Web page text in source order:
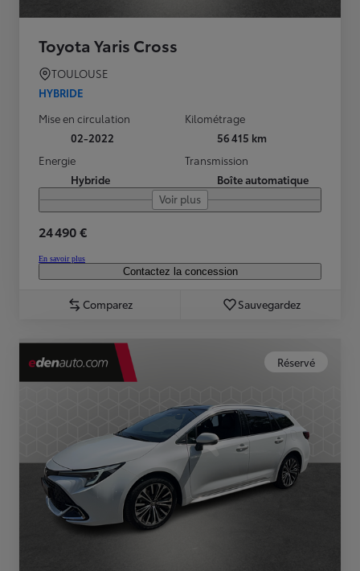
Toyota Yaris Cross
TOULOUSE
HYBRIDE
Mise en circulation
02-2022
Kilométrage
56 415 km
Energie
Hybride
Transmission
Boîte automatique
Voir plus
24 490 €
En savoir plus
Contactez la concession
Comparez Sauvegardez
Réservé